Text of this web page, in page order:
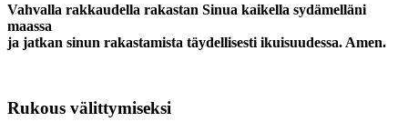
Vahvalla rakkaudella rakastan Sinua kaikella sydämelläni
maassa
ja jatkan sinun rakastamista täydellisesti ikuisuudessa. Amen.
Rukous välittymiseksi